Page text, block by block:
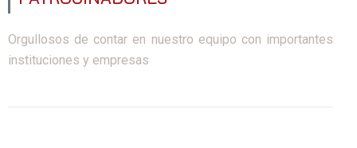
Orgullosos de contar en nuestro equipo con importantes
instituciones y empresas